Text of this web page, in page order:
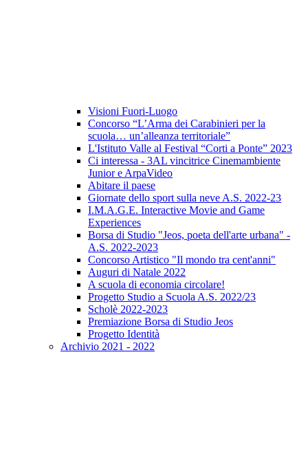
Visioni Fuori-Luogo
Concorso “L’Arma dei Carabinieri per la
scuola… un’alleanza territoriale”
L'Istituto Valle al Festival “Corti a Ponte” 2023
Ci interessa - 3AL vincitrice Cinemambiente
Junior e ArpaVideo
Abitare il paese
Giornate dello sport sulla neve A.S. 2022-23
I.M.A.G.E. Interactive Movie and Game
Experiences
Borsa di Studio "Jeos, poeta dell'arte urbana" -
A.S. 2022-2023
Concorso Artistico "Il mondo tra cent'anni"
Auguri di Natale 2022
A scuola di economia circolare!
Progetto Studio a Scuola A.S. 2022/23
Scholè 2022-2023
Premiazione Borsa di Studio Jeos
Progetto Identità
Archivio 2021 - 2022